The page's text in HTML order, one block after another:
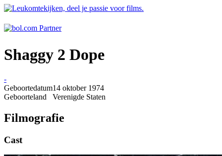
Shaggy 2 Dope
-
Geboortedatum14 oktober 1974
Geboorteland
Verenigde Staten
Filmografie
Cast